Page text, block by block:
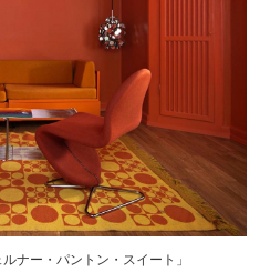
ナー・パントン・スイート」